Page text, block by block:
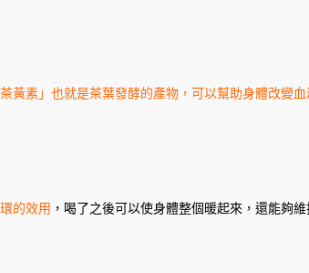
茶黃素」也就是茶葉發酵的產物，可以幫助身體改變
的效用 ，喝了之後可以使身體整個暖起來，還能夠